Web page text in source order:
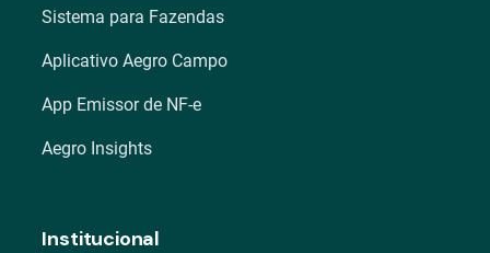
Sistema para Fazendas
Aplicativo Aegro Campo
App Emissor de NF-e
Aegro Insights
Institucional